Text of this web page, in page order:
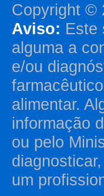
Copyright ©
Aviso: Este
alguma a
e/ou
alimentar.
informação
ou pelo
um